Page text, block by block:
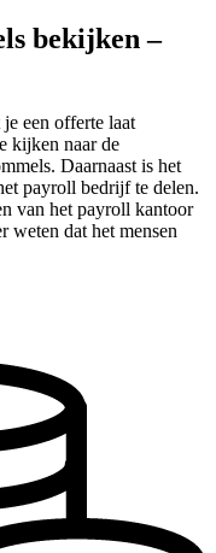
bekijken –
een offerte laat
kijken naar de
Daarnaast is het
payroll bedrijf te delen.
van het payroll kantoor
dat het mensen